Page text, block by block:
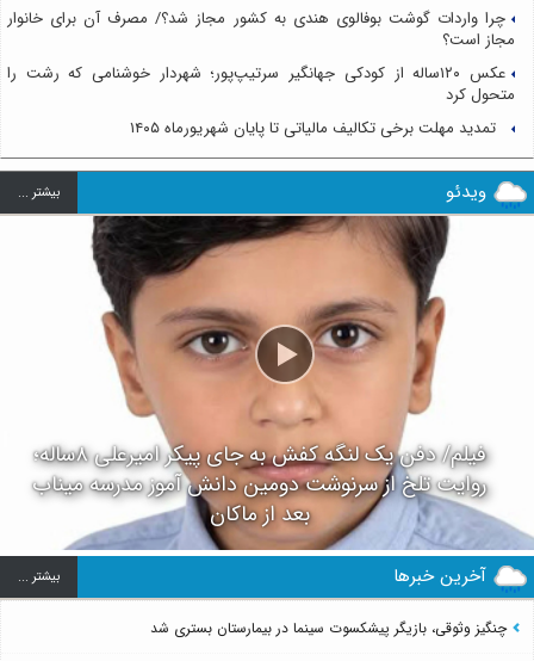
چرا واردات گوشت بوفالوی هندی به کشور مجاز شد؟/ مصرف آن برای خانوار
مجاز است؟
عکس ۱۲۰ساله از کودکی جهانگیر سرتیپ‌پور؛ شهردار خوشنامی که رشت را
متحول کرد
تمدید مهلت برخی تکالیف مالیاتی تا پایان شهریورماه ۱۴۰۵
ویدئو بيشتر ...
فیلم/ دفن یک لنگه کفش به جای پیکر امیرعلی ۸ساله؛
روایت تلخ از سرنوشت دومین دانش آموز مدرسه میناب
بعد از ماکان
آخرین خبرها بيشتر ...
چنگیز وثوقی، بازیگر پیشکسوت سینما در بیمارستان بستری شد